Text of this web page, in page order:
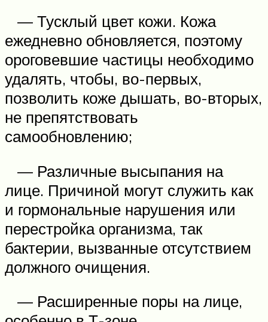
— Тусклый цвет кожи. Кожа
ежедневно обновляется, поэтому
ороговевшие частицы необходимо
удалять, чтобы, во-первых,
позволить коже дышать, во-вторых,
не препятствовать
самообновлению;
— Различные высыпания на
лице. Причиной могут служить как
и гормональные нарушения или
перестройка организма, так
бактерии, вызванные отсутствием
должного очищения.
— Расширенные поры на лице,